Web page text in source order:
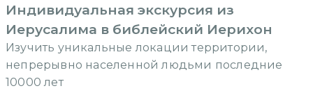
Индивидуальная экскурсия из
Иерусалима в библейский Иерихон
Изучить уникальные локации территории,
непрерывно населенной людьми последние
10000 лет